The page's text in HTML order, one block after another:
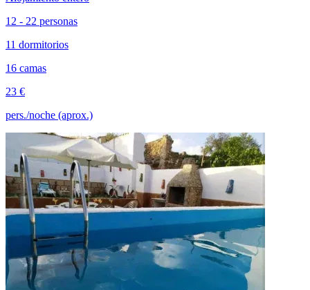
12 - 22 personas
11 dormitorios
16 camas
23 €
pers./noche (aprox.)